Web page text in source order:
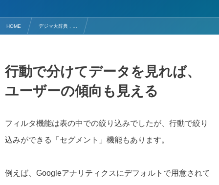
HOME デジマ大辞典 , …
行動で分けてデータを見れば、
ユーザーの傾向も見える
フィルタ機能は表の中での絞り込みでしたが、行動で絞り
込みができる「セグメント」機能もあります。
例えば、Googleアナリティクスにデフォルトで用意されて